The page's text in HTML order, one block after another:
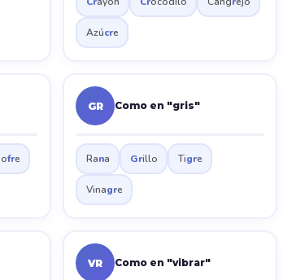
Azúcre
fre
GR Como en "gris"
Rana Grillo Tigre
Vinagre
VR Como en "vibrar"